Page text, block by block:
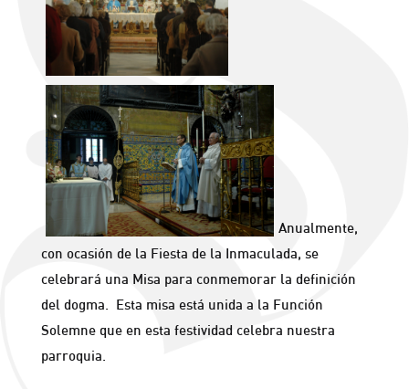
Anualmente,
con ocasión de la Fiesta de la Inmaculada, se
celebrará una Misa para conmemorar la definición
del dogma. Esta misa está unida a la Función
Solemne que en esta festividad celebra nuestra
parroquia.